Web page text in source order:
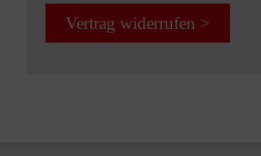
Vertrag widerrufen >